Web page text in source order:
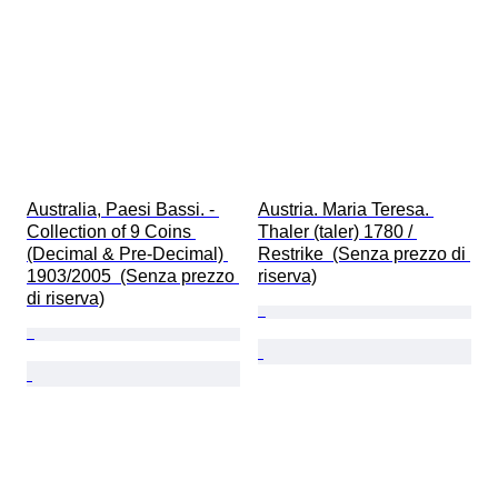
Australia, Paesi Bassi. -
Collection of 9 Coins
(Decimal & Pre-Decimal)
1903/2005  (Senza prezzo
di riserva)
Austria. Maria Teresa.
Thaler (taler) 1780 /
Restrike  (Senza prezzo di
riserva)